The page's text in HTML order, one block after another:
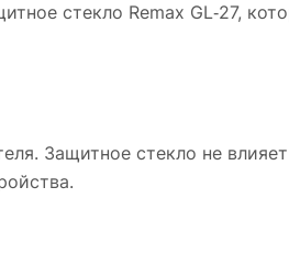
стекло Remax GL‑27,
Защитное стекло не